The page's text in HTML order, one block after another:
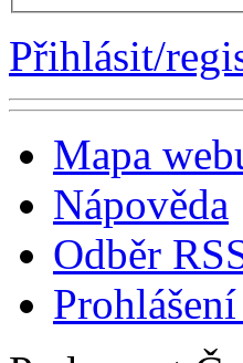
Přihlásit/
Mapa
Nápověda
Odběr